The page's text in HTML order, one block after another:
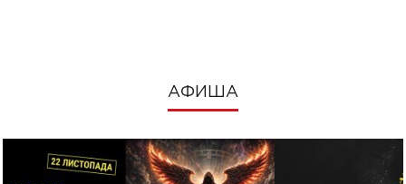
АФИША